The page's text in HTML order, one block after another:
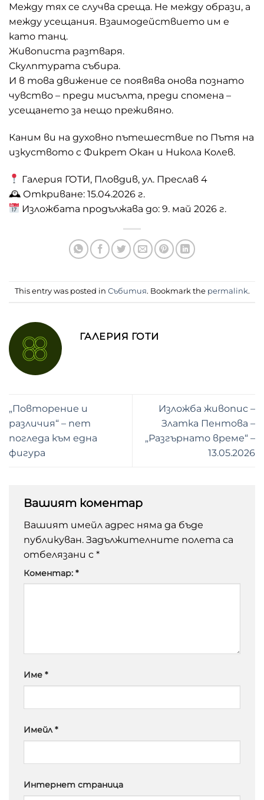
Между тях се случва среща. Не между образи, а
между усещания. Взаимодействието им е
като танц.
Живописта разтваря.
Скулптурата събира.
И в това движение се появява онова познато
чувство – преди мисълта, преди спомена –
усещането за нещо преживяно.
Каним ви на духовно пътешествие по Пътя на
изкуството с Фикрет Окан и Никола Колев.
Галерия ГОТИ, Пловдив, ул. Преслав 4
🕰 Откриване: 15.04.2026 г.
Изложбата продължава до: 9. май 2026 г.
This entry was posted in Събития. Bookmark the permalink.
ГАЛЕРИЯ ГОТИ
„Повторение и
различия“ – пет
погледа към една
фигура
Изложба живопис –
Златка Пентова –
„Разгърнато време“ –
13.05.2026
Вашият коментар
Вашият имейл адрес няма да бъде
публикуван. Задължителните полета са
отбелязани с *
Коментар: *
Име *
Имейл*
Интернет страница